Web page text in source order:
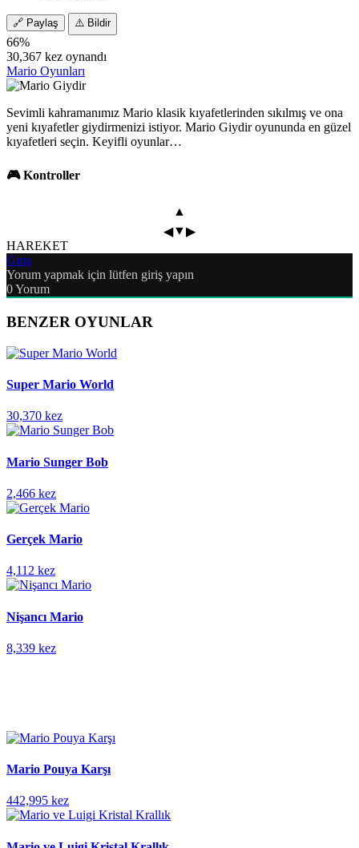
🔗 Paylaş ⚠️ Bildir
66%
30,367 kez oynandı
Mario Oyunları
Sevimli kahramanımız Mario klasik kıyafetlerinden sıkılmış ve ona
yeni kıyafetler giydirmenizi istiyor. Mario Giydir oyununda en güzel
kıyafetleri seçin. Keyifli oyunlar…
🎮 Kontroller
▲
◀▼▶
HAREKET
Giriş
Yorum yapmak için lütfen giriş yapın
0Yorum
BENZER OYUNLAR
Super Mario World
30,370 kez
Mario Sunger Bob
2,466 kez
Gerçek Mario
4,112 kez
Nişancı Mario
8,339 kez
Mario Pouya Karşı
442,995 kez